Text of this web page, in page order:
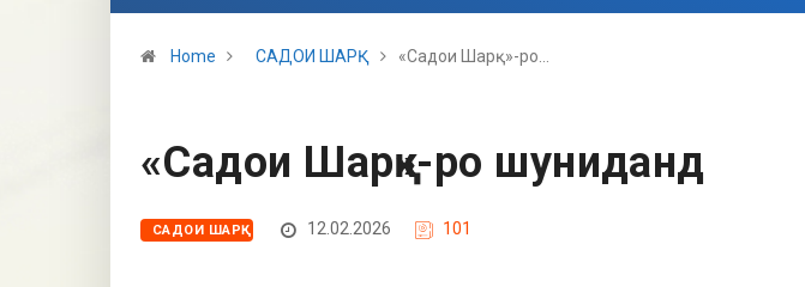
Home САДОИ ШАРҚ «Садои Шарқ»-ро…
«Садои Шарқ»-ро шуниданд
САДОИ ШАРҚ 12.02.2026 101